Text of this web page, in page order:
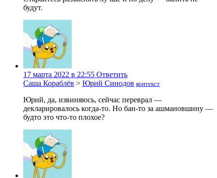
будут.
17 марта 2022 в 22:55 Ответить
Саша Кораблёв > Юрий Синодов контекст
Юрий, да, извиняюсь, сейчас переврал —
декларировалось когда-то. Но бан-то за ашмановшину —
будто это что-то плохое?